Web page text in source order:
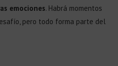
emociones. Habrá momentos
pero todo forma parte del